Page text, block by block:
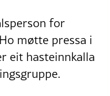
for
møtte pressa i
eit hasteinnkalla